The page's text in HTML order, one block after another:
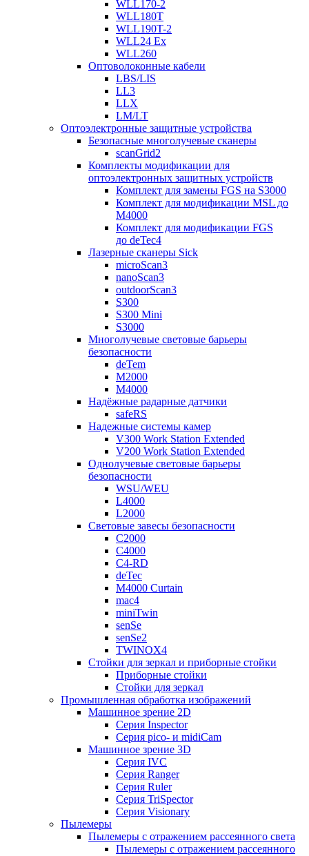
WLL170-2
WLL180T
WLL190T-2
WLL24 Ex
WLL260
Оптоволоконные кабели
LBS/LIS
LL3
LLX
LM/LT
Оптоэлектронные защитные устройства
Безопасные многолучевые сканеры
scanGrid2
Комплекты модификации для
оптоэлектронных защитных устройств
Комплект для замены FGS на S3000
Комплект для модификации MSL до
M4000
Комплект для модификации FGS
до deTec4
Лазерные сканеры Sick
microScan3
nanoScan3
outdoorScan3
S300
S300 Mini
S3000
Многолучевые световые барьеры
безопасности
deTem
M2000
M4000
Надёжные радарные датчики
safeRS
Надежные системы камер
V300 Work Station Extended
V200 Work Station Extended
Однолучевые световые барьеры
безопасности
WSU/WEU
L4000
L2000
Световые завесы безопасности
C2000
C4000
C4-RD
deTec
M4000 Curtain
mac4
miniTwin
senSe
senSe2
TWINOX4
Стойки для зеркал и приборные стойки
Приборные стойки
Стойки для зеркал
Промышленная обработка изображений
Машинное зрение 2D
Серия Inspector
Серия pico- и midiCam
Машинное зрение 3D
Серия IVC
Серия Ranger
Серия Ruler
Серия TriSpector
Серия Visionary
Пылемеры
Пылемеры с отражением рассеянного света
Пылемеры с отражением рассеянного